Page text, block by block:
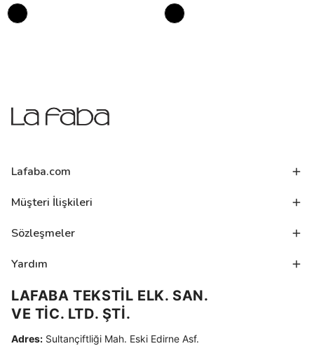
Lafaba.com
Müşteri İlişkileri
Sözleşmeler
Yardım
LAFABA TEKSTİL ELK. SAN.
VE TİC. LTD. ŞTİ.
Adres: Sultançiftliği Mah. Eski Edirne Asf.